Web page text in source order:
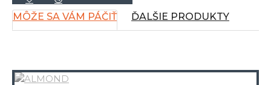
MÔŽE SA VÁM PÁČIŤ ĎALŠIE PRODUKTY